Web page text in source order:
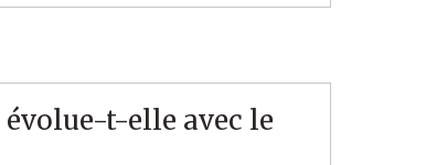
t-elle avec le